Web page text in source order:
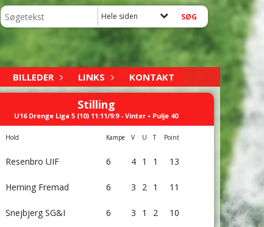
Hele siden
BILLEDER LINKS KONTAKT
Stilling
U16 Drenge Liga 5 (10) 11:11/9:9 - Vinter • Pulje 40
Hold Kampe V U T Point
Resenbro UIF 6 4 1 1 13
Herning Fremad 6 3 2 1 11
Snejbjerg SG&I 6 3 1 2 10